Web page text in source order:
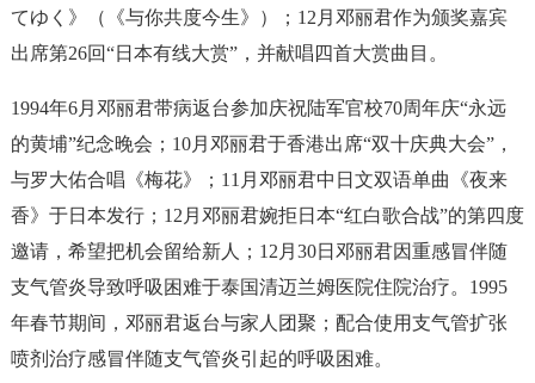
てゆく》（《与你共度今生》）；12月邓丽君作为颁奖嘉宾
出席第26回“日本有线大赏”，并献唱四首大赏曲目。
1994年6月邓丽君带病返台参加庆祝陆军官校70周年庆“永远
的黄埔”纪念晚会；10月邓丽君于香港出席“双十庆典大会”，
与罗大佑合唱《梅花》；11月邓丽君中日文双语单曲《夜来
香》于日本发行；12月邓丽君婉拒日本“红白歌合战”的第四度
邀请，希望把机会留给新人；12月30日邓丽君因重感冒伴随
支气管炎导致呼吸困难于泰国清迈兰姆医院住院治疗。1995
年春节期间，邓丽君返台与家人团聚；配合使用支气管扩张
喷剂治疗感冒伴随支气管炎引起的呼吸困难。